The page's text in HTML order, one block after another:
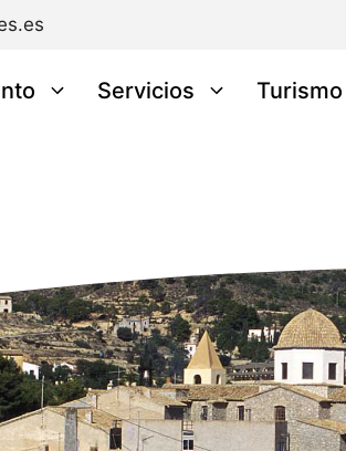
Servicios Turismo